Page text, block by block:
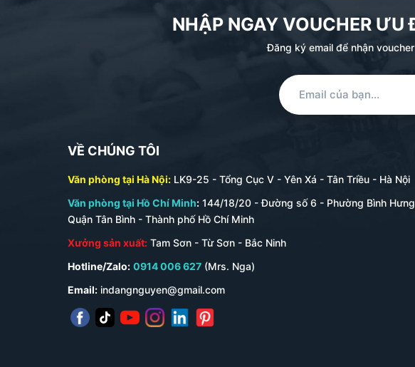
NHẬP NGAY VOUCHER ƯU
Đăng ký email để nhận
VỀ CHÚNG TÔI
Văn phòng tại Hà Nội: LK9-25 - Tổng Cục V - Yên Xá - Tân Triều - Hà Nội
Văn phòng tại Hồ Chí Minh: 144/18/20 - Đường số 6 - Phường Bình
Quận Tân Bình - Thành phố Hồ Chí Minh
Xưởng sản xuất: Tam Sơn - Từ Sơn - Bắc Ninh
Hotline/Zalo: 0914 006 627 (Mrs. Nga)
Email: indangnguyen@gmail.com